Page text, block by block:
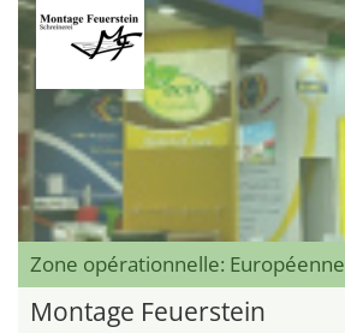
Zone opérationnelle: Européenne
Montage Feuerstein